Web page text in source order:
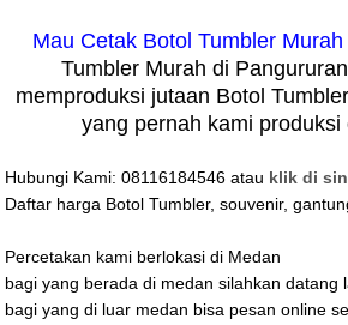
Mau Cetak Botol Tumbler
Tumbler Murah di
memproduksi jutaan Botol
yang pernah kami
Hubungi Kami: 08116184546 atau klik di
Daftar harga Botol Tumbler, souvenir,
Percetakan kami berlokasi di Medan
bagi yang berada di medan silahkan datang
bagi yang di luar medan bisa pesan online